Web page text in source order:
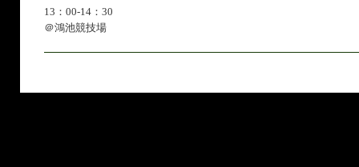
13：00-14：30
＠鴻池競技場